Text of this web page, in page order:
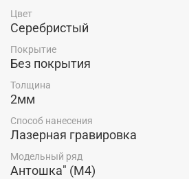
Цвет
Серебристый
Покрытие
Без покрытия
Толщина
2мм
Способ нанесения
Лазерная гравировка
Модельный ряд
Антошка" (М4)